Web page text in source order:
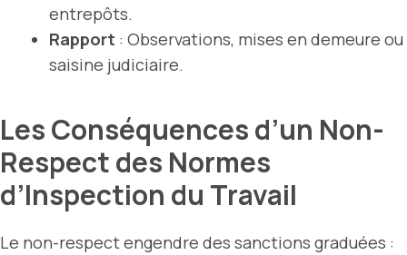
entrepôts.
Rapport : Observations, mises en demeure ou
saisine judiciaire.
Les Conséquences d’un Non-
Respect des Normes
d’Inspection du Travail
Le non-respect engendre des sanctions graduées :